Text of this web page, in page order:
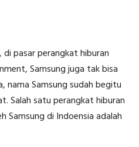
pasar perangkat hiburan
Samsung juga tak bisa
nama Samsung sudah begitu
Salah satu perangkat hiburan
Samsung di Indoensia adalah